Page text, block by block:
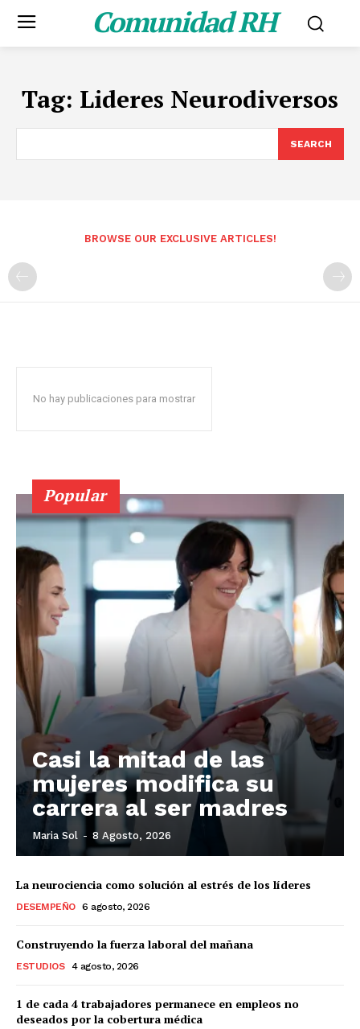
Comunidad RH
Tag: Lideres Neurodiversos
SEARCH
BROWSE OUR EXCLUSIVE ARTICLES!
No hay publicaciones para mostrar
Popular
Casi la mitad de las
mujeres modifica su
carrera al ser madres
Maria Sol - 8 Agosto, 2026
La neurociencia como solución al estrés de los líderes
DESEMPEÑO 6 agosto, 2026
Construyendo la fuerza laboral del mañana
ESTUDIOS 4 agosto, 2026
1 de cada 4 trabajadores permanece en empleos no
deseados por la cobertura médica